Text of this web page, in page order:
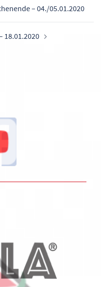
– 04./05.01.2020
18.01.2020